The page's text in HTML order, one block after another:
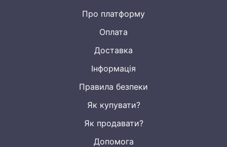
Про платформу
Оплата
Доставка
Інформація
Правила безпеки
Як купувати?
Як продавати?
Допомога